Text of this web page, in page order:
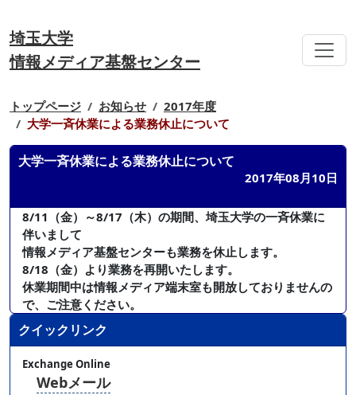
埼玉大学
情報メディア基盤センター
トップページ お知らせ
2017年度
大学一斉休業による業務休止について
大学一斉休業による業務休止について
2017年08月10日
8/11（金）～8/17（木）の期間、埼玉大学の一斉休業に
伴いまして
情報メディア基盤センターも業務を休止します。
8/18（金）より業務を再開いたします。
休業期間中は情報メディア端末室も開放しておりませんの
で、ご注意ください。
クイックリンク
Exchange Online
Webメール